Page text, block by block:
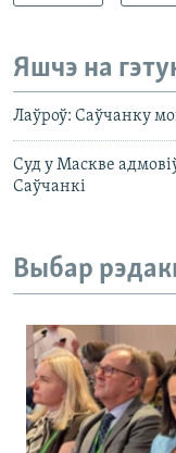
Яшчэ на
Лаўроў: Саўчанку
Суд у Маскве
Саўчанкі
Выбар